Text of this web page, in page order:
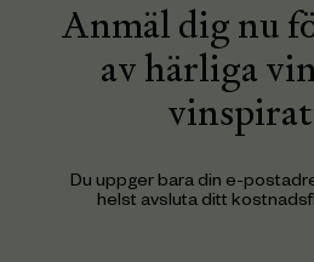
Anmäl dig nu
av härliga
Du uppger bara din e-
helst avsluta ditt